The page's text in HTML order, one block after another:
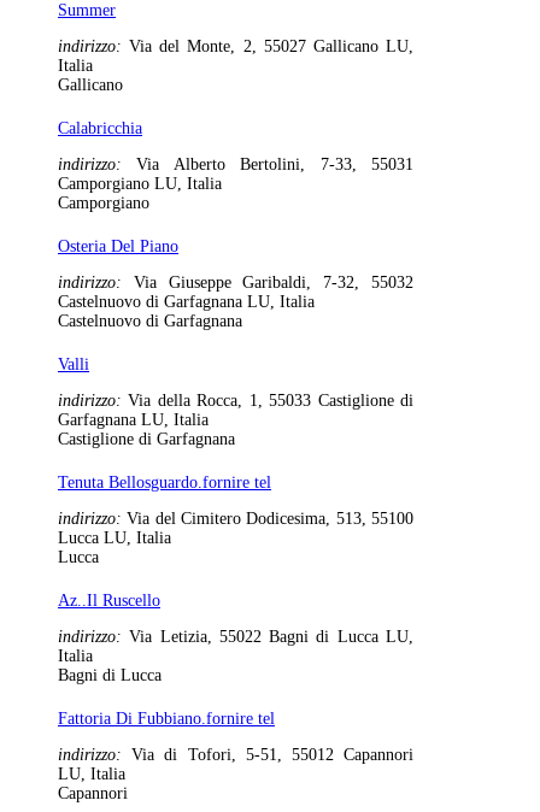
Summer
indirizzo:Via del Monte, 2, 55027 Gallicano LU,
Italia
Gallicano
Calabricchia
indirizzo:Via Alberto Bertolini, 7-33, 55031
Camporgiano LU, Italia
Camporgiano
Osteria Del Piano
indirizzo: Via Giuseppe Garibaldi, 7-32, 55032
Castelnuovo di Garfagnana LU, Italia
Castelnuovo di Garfagnana
Valli
indirizzo:Via della Rocca, 1, 55033 Castiglione di
Garfagnana LU, Italia
Castiglione di Garfagnana
Tenuta Bellosguardo.fornire tel
indirizzo:Via del Cimitero Dodicesima, 513, 55100
Lucca LU, Italia
Lucca
Az..Il Ruscello
indirizzo:Via Letizia, 55022 Bagni di Lucca LU,
Italia
Bagni di Lucca
Fattoria Di Fubbiano.fornire tel
indirizzo:Via di Tofori, 5-51, 55012 Capannori
LU, Italia
Capannori